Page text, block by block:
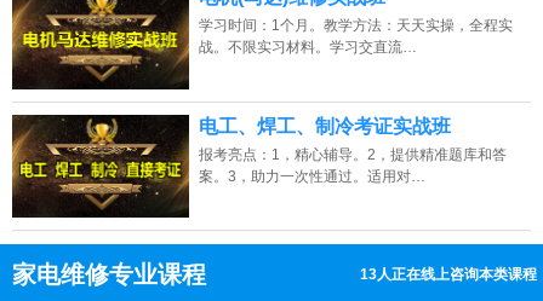
学习时间：1个月。教学方法：天天实操，全程实
战。不限实习材料。学习交直流…
电工、焊工、制冷考证实战班
报考亮点：1，精心辅导。2，提供精准题库和答
案。3，助力一次性通过。适用对…
家电维修专业课程 13人正在线上咨询本类课程